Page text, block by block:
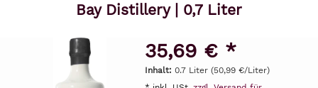
Bay Distillery | 0,7 Liter
35,69 € *
Inhalt: 0.7 Liter (50,99 €/Liter)